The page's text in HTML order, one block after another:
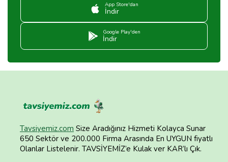
App Store'dan
İndir
Google Play'den
İndir
Tavsiyemiz.com Size Aradığınız Hizmeti Kolayca Sunar
650 Sektör ve 200.000 Firma Arasında En UYGUN fiyatlı
Olanlar Listelenir. TAVSİYEMİZ’e Kulak ver KAR’lı Çık.